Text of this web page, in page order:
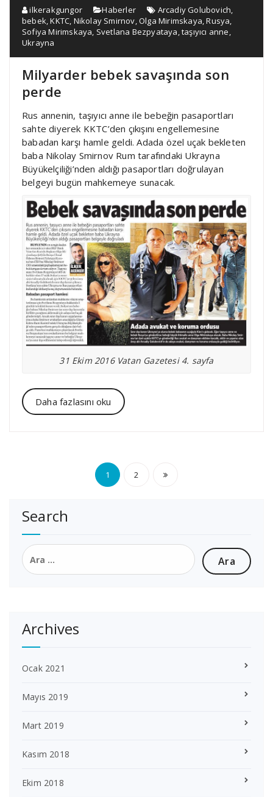
ilkerakgungor Haberler Arcadiy Golubovich,
bebek,KKTC, Nikolay Smirnov,Olga Mirimskaya,Rusya,
Sofiya Mirimskaya, Svetlana Bezpyataya,taşıyıcı anne,
Ukrayna
Milyarder bebek savaşında son
perde
Rus annenin, taşıyıcı anne ile bebeğin pasaportları
sahte diyerek KKTC’den çıkışını engellemesine
babadan karşı hamle geldi. Adada özel uçak bekleten
baba Nikolay Smirnov Rum tarafındaki Ukrayna
Büyükelçiliği’nden aldığı pasaportları doğrulayan
belgeyi bugün mahkemeye sunacak.
31 Ekim 2016 Vatan Gazetesi 4. sayfa
Daha fazlasını oku
Yazı
1 2
Search
Arama:
Archives
Ocak 2021
Mayıs 2019
Mart 2019
Kasım 2018
Ekim 2018